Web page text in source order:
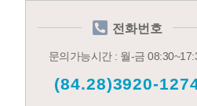
전화번호
문의가능시간 : 월-금
(84.28)3920-